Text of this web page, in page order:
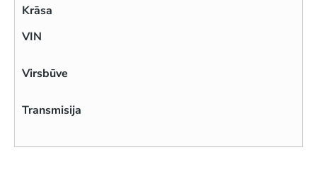
Krāsa
VIN
Virsbūve
Transmisija